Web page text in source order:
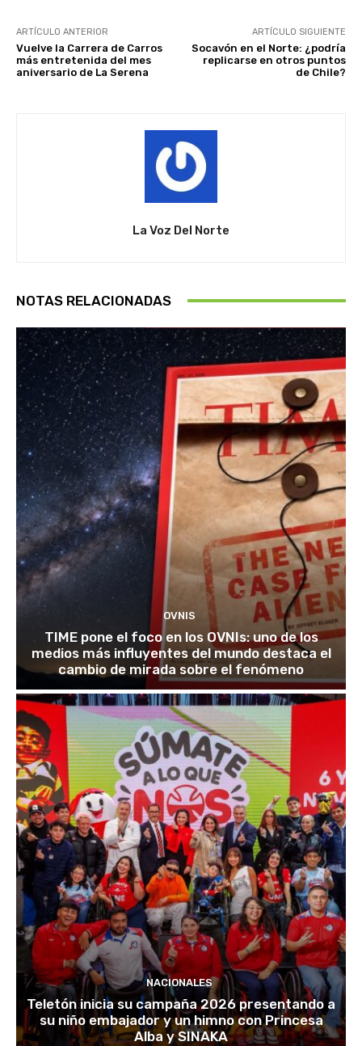
ARTÍCULO ANTERIOR
Vuelve la Carrera de Carros
más entretenida del mes
aniversario de La Serena
ARTÍCULO SIGUIENTE
Socavón en el Norte: ¿podría
replicarse en otros puntos
de Chile?
La Voz Del Norte
NOTAS RELACIONADAS
OVNIS
TIME pone el foco en los OVNIs: uno de los
medios más influyentes del mundo destaca el
cambio de mirada sobre el fenómeno
NACIONALES
Teletón inicia su campaña 2026 presentando a
su niño embajador y un himno con Princesa
Alba y SINAKA